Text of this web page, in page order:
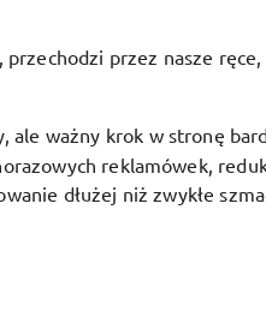
przechodzi przez nasze ręce,
ale ważny krok w stronę
reklamówek,
dłużej niż zwykłe